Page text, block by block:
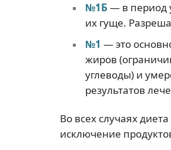
№1Б — в период
их гуще.
№1 — это
жиров
углеводы) и
результатов
Во всех случаях
исключение